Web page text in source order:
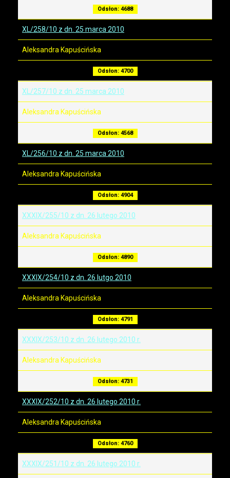
Odsłon: 4688
XL/258/10 z dn. 25 marca 2010
Aleksandra Kapuścińska
Odsłon: 4700
XL/257/10 z dn. 25 marca 2010
Aleksandra Kapuścińska
Odsłon: 4568
XL/256/10 z dn. 25 marca 2010
Aleksandra Kapuścińska
Odsłon: 4904
XXXIX/255/10 z dn. 26 lutego 2010
Aleksandra Kapuścińska
Odsłon: 4890
XXXIX/254/10 z dn. 26 lutgo 2010
Aleksandra Kapuścińska
Odsłon: 4791
XXXIX/253/10 z dn. 26 lutego 2010 r.
Aleksandra Kapuścińska
Odsłon: 4731
XXXIX/252/10 z dn. 26 lutego 2010 r.
Aleksandra Kapuścińska
Odsłon: 4760
XXXIX/251/10 z dn. 26 lutego 2010 r.